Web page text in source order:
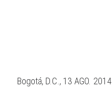
Bogotá, D.C., 13 AGO. 2014